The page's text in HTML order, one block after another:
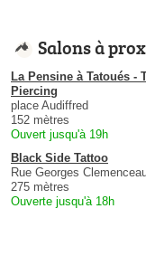
Salons à
La Pensine à Tatoués -
Piercing
place Audiffred
152 mètres
Ouvert jusqu'à 19h
Black Side Tattoo
Rue Georges
275 mètres
Ouverte jusqu'à 18h